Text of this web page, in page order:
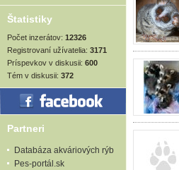
Štatistiky
Počet inzerátov: 12326
Registrovaní užívatelia: 3171
Príspevkov v diskusii: 600
Tém v diskusii: 372
Partneri
Databáza akváriových rýb
Pes-portál.sk